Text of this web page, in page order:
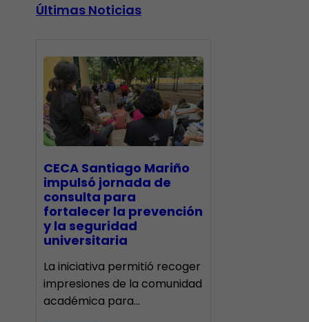
Últimas Noticias
CECA Santiago Mariño
impulsó jornada de
consulta para
fortalecer la prevención
y la seguridad
universitaria
La iniciativa permitió recoger
impresiones de la comunidad
académica para…